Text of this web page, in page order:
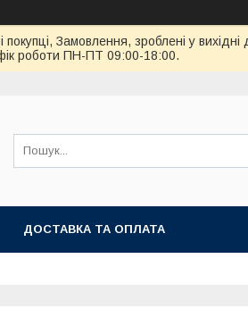
Замовлення, зроблені у
роботи ПН-ПТ 09:00-18:00.
ДОСТАВКА ТА ОПЛАТА